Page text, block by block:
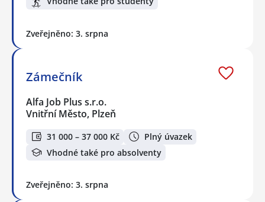
Zveřejněno: 3. srpna
Zámečník
Alfa Job Plus s.r.o.
Vnitřní Město, Plzeň
31 000 – 37 000 Kč
Plný úvazek
Vhodné také pro absolventy
Zveřejněno: 3. srpna